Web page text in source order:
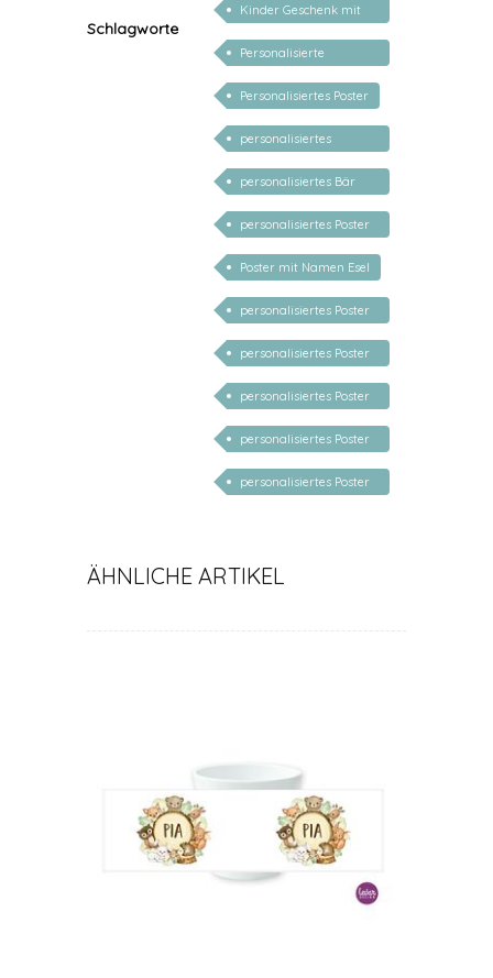
Schlagworte
Kinder Geschenk mit
Namen
Personalisierte
Geschenke für Kinder
Personalisiertes Poster
personalisiertes
Kinderposter
personalisiertes Bär
Poster
personalisiertes Poster
Gans
Poster mit Namen Esel
personalisiertes Poster
Dino
personalisiertes Poster
Igel
personalisiertes Poster
Reh
personalisiertes Poster
Schaf
personalisiertes Poster
ÄHNLICHE ARTIKEL